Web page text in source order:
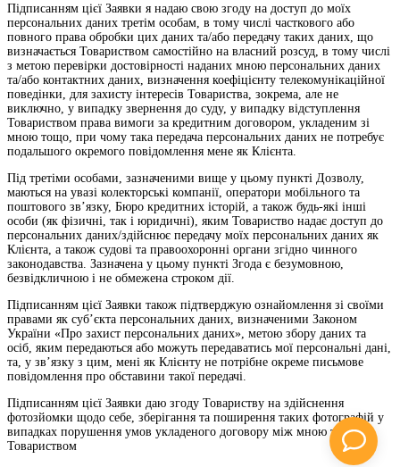
Підписанням цієї Заявки я надаю свою згоду на доступ до моїх
персональних даних третім особам, в тому числі часткового або
повного права обробки цих даних та/або передачу таких даних, що
визначається Товариством самостійно на власний розсуд, в тому числі
з метою перевірки достовірності наданих мною персональних даних
та/або контактних даних, визначення коефіцієнту телекомунікаційної
поведінки, для захисту інтересів Товариства, зокрема, але не
виключно, у випадку звернення до суду, у випадку відступлення
Товариством права вимоги за кредитним договором, укладеним зі
мною тощо, при чому така передача персональних даних не потребує
подальшого окремого повідомлення мене як Клієнта.
Під третіми особами, зазначеними вище у цьому пункті Дозволу,
маються на увазі колекторські компанії, оператори мобільного та
поштового зв’язку, Бюро кредитних історій, а також будь-які інші
особи (як фізичні, так і юридичні), яким Товариство надає доступ до
персональних даних/здійснює передачу моїх персональних даних як
Клієнта, а також судові та правоохоронні органи згідно чинного
законодавства. Зазначена у цьому пункті Згода є безумовною,
безвідкличною і не обмежена строком дії.
Підписанням цієї Заявки також підтверджую ознайомлення зі своїми
правами як суб’єкта персональних даних, визначеними Законом
України «Про захист персональних даних», метою збору даних та
осіб, яким передаються або можуть передаватись мої персональні дані,
та, у зв’язку з цим, мені як Клієнту не потрібне окреме письмове
повідомлення про обставини такої передачі.
Підписанням цієї Заявки даю згоду Товариству на здійснення
фотозйомки щодо себе, зберігання та поширення таких фотографій у
випадках порушення умов укладеного договору між мною та
Товариством